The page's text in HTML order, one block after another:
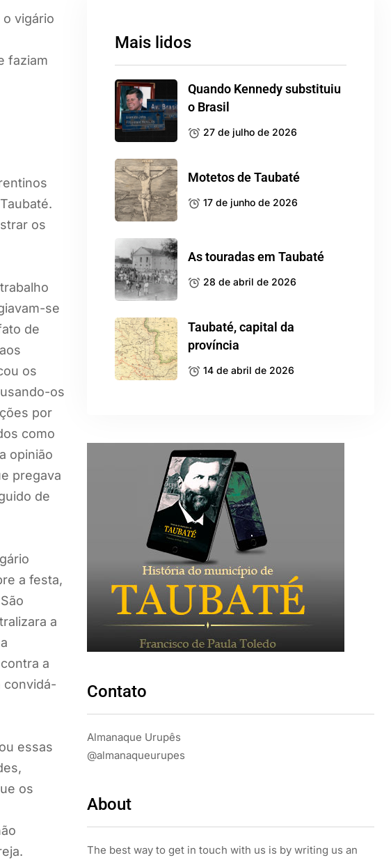
o vigário
faziam
os
se
de
os
os
por
como
opinião
pregava
de
a festa,
a
a
convidá-
essas
os
Mais lidos
Quando Kennedy substituiu
o Brasil
27 de julho de 2026
Motetos de Taubaté
17 de junho de 2026
As touradas em Taubaté
28 de abril de 2026
Taubaté, capital da
província
14 de abril de 2026
Contato
Almanaque Urupês
@almanaqueurupes
About
The best way to get in touch with us is by writing us an